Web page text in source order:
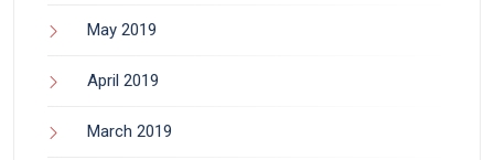
May 2019
April 2019
March 2019